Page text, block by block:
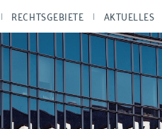
RECHTSGEBIETE AKTUELLES